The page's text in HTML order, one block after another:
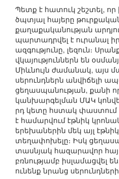
Պետք է հատուկ շեշտել,
ծպտյալ հայերը
քաղաքականության
պարտադրվել է ուրանալ
ազգությունը, լեզուն։
վկայություններն են
Միևնույն ժամանակ, այս
սերունդներն անվիճելի
ցեղասպանության, քանի
կանխարգելման ՄԱԿ
րդ կետը հստակ փաստում
է համարվում էթնիկ
երեխաներին մեկ այլ
տեղափոխելը։ Իսկ
տասնյակ հազարավոր
բռնությամբ իսլամացվել
ունենք նրանց